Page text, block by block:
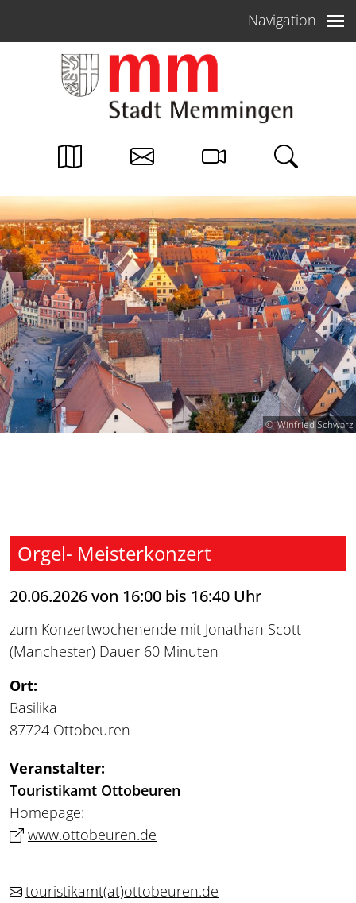
Navigation
Winfried Schwarz
Orgel- Meisterkonzert
20.06.2026 von 16:00 bis 16:40 Uhr
zum Konzertwochenende mit Jonathan Scott
(Manchester) Dauer 60 Minuten
Ort:
Basilika
87724 Ottobeuren
Veranstalter:
Touristikamt Ottobeuren
Homepage:
www.ottobeuren.de
touristikamt(at)ottobeuren.de